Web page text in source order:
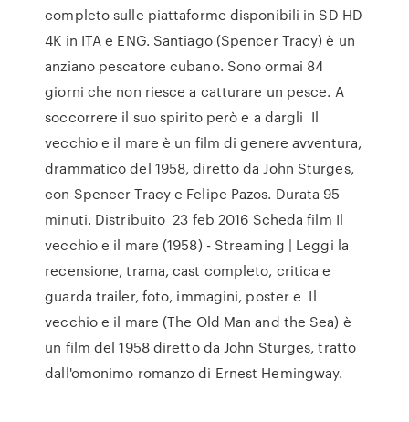
completo sulle piattaforme disponibili in SD HD
4K in ITA e ENG. Santiago (Spencer Tracy) è un
anziano pescatore cubano. Sono ormai 84
giorni che non riesce a catturare un pesce. A
soccorrere il suo spirito però e a dargli Il
vecchio e il mare è un film di genere avventura,
drammatico del 1958, diretto da John Sturges,
con Spencer Tracy e Felipe Pazos. Durata 95
minuti. Distribuito 23 feb 2016 Scheda film Il
vecchio e il mare (1958) - Streaming | Leggi la
recensione, trama, cast completo, critica e
guarda trailer, foto, immagini, poster e Il
vecchio e il mare (The Old Man and the Sea) è
un film del 1958 diretto da John Sturges, tratto
dall'omonimo romanzo di Ernest Hemingway.